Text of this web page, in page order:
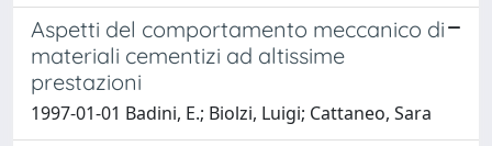
Aspetti del comportamento meccanico di
materiali cementizi ad altissime
prestazioni
1997-01-01 Badini, E.; Biolzi, Luigi; Cattaneo, Sara